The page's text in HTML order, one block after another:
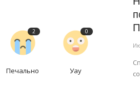
2
Печально
0
Уау
218
приступили к очистке